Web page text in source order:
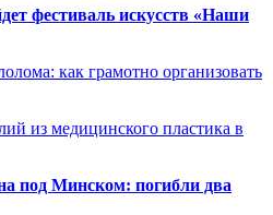
фестиваль искусств «Наши
как грамотно организовать
из медицинского пластика в
под Минском: погибли два